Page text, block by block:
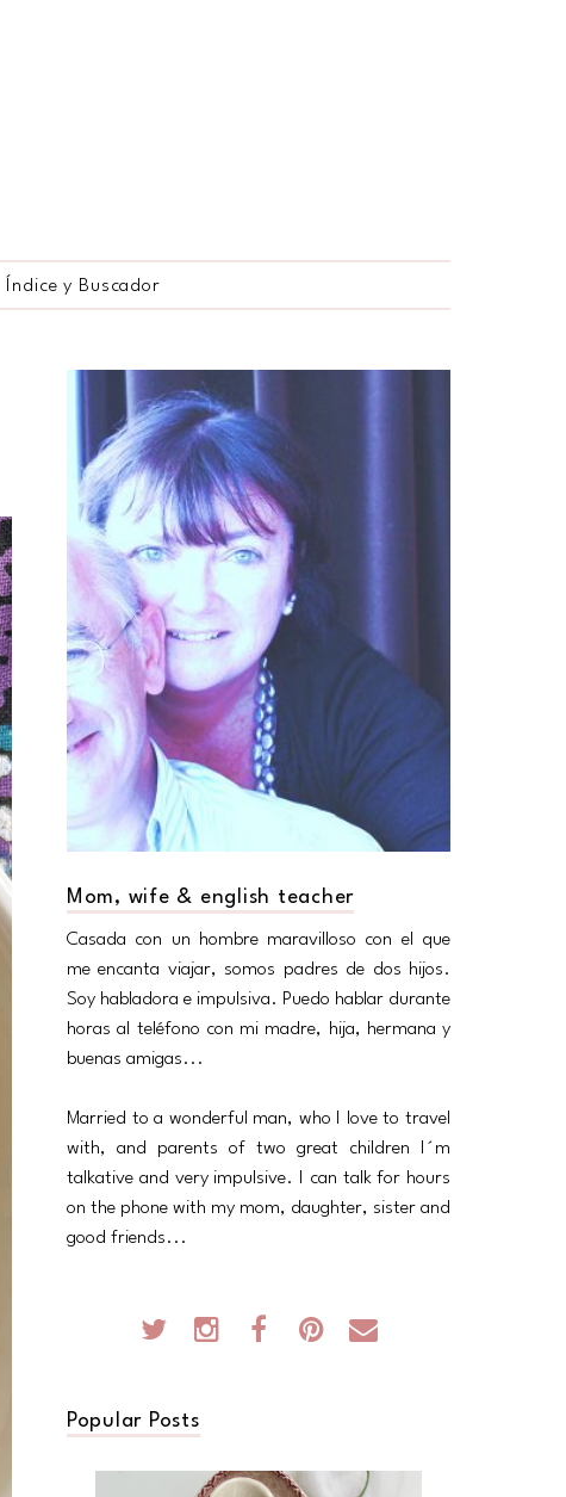
Índice y Buscador
Mom, wife & english teacher
Casada con un hombre maravilloso con el que
me encanta viajar, somos padres de dos hijos.
Soy habladora e impulsiva. Puedo hablar durante
horas al teléfono con mi madre, hija, hermana y
buenas amigas...
Married to a wonderful man, who I love to travel
with, and parents of two great children I´m
talkative and very impulsive. I can talk for hours
on the phone with my mom, daughter, sister and
good friends...
Popular Posts